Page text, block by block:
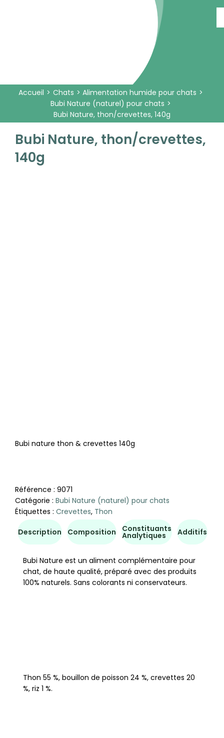
Accueil Chats
Alimentation humide pour chats
Bubi Nature (naturel) pour chats
Bubi Nature, thon/crevettes, 140g
Bubi Nature, thon/crevettes,
140g
Bubi nature thon & crevettes 140g
Référence : 9071
Catégorie : Bubi Nature (naturel) pour chats
Étiquettes : Crevettes, Thon
Description Composition Constituants
Analytiques Additifs
Bubi Nature est un aliment complémentaire pour
chat, de haute qualité, préparé avec des produits
100% naturels. Sans colorants ni conservateurs.
Thon 55 %, bouillon de poisson 24 %, crevettes 20
%, riz 1 %.